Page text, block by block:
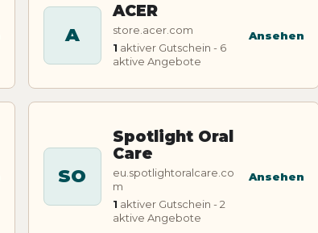
A
ACER
store.acer.com
1 aktiver Gutschein - 6
aktive Angebote
Ansehen
SO
Spotlight Oral
Care
eu.spotlightoralcare.co
m
1 aktiver Gutschein - 2
aktive Angebote
Ansehen